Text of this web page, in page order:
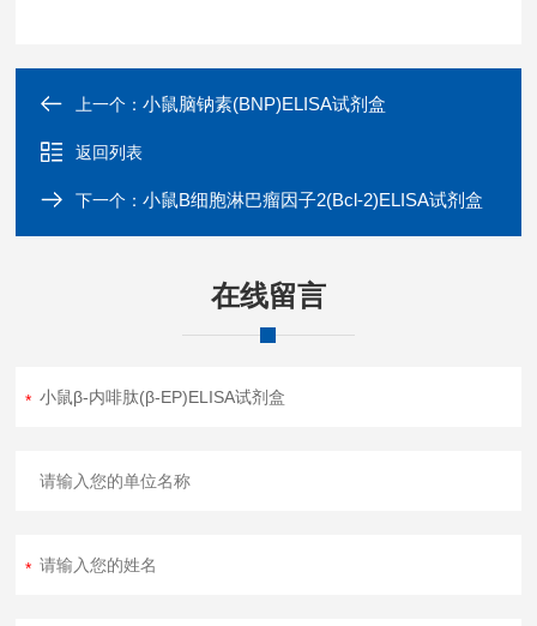
上一个：小鼠脑钠素(BNP)ELISA试剂盒
返回列表
下一个：小鼠B细胞淋巴瘤因子2(Bcl-2)ELISA试剂盒
在线留言